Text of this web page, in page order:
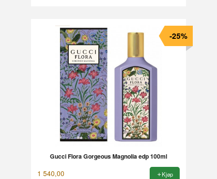
Gucci Flora Gorgeous Magnolia edp 100ml
1 540,00
-25%
Kjøp